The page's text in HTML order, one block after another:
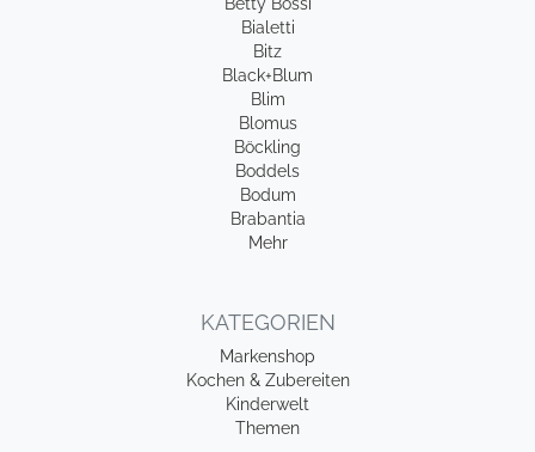
Bialetti
Bitz
Black+Blum
Blim
Blomus
Böckling
Boddels
Bodum
Brabantia
Mehr
KATEGORIEN
Markenshop
Kochen & Zubereiten
Kinderwelt
Themen